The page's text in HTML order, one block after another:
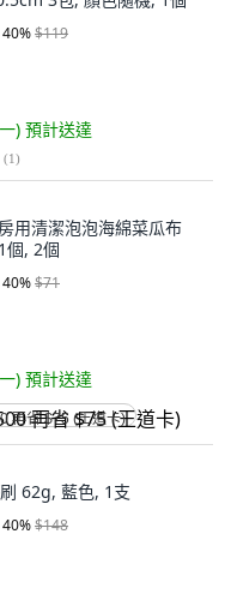
40%$119
) 預計送達
(1)
用清潔泡泡海綿菜瓜布
個, 2個
40%$71
) 預計送達
再省 $75 (王道卡)
62g, 藍色, 1支
40%$148